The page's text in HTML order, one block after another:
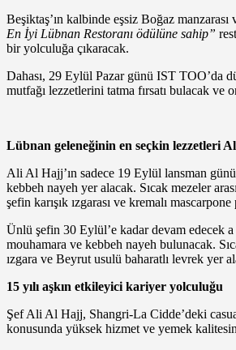
Beşiktaş’ın kalbinde eşsiz Boğaz
En İyi Lübnan Restoranı ödülüne sahip”
bir yolculuğa çıkaracak.
Dahası, 29 Eylül Pazar günü IST TOO’da
mutfağı lezzetlerini tatma fırsatı bulacak ve
Lübnan geleneğinin en seçkin lezzetleri
Ali Al Hajj’ın sadece 19 Eylül lansman
kebbeh nayeh yer alacak. Sıcak mezeler
şefin karışık ızgarası ve kremalı
Ünlü şefin 30 Eylül’e kadar devam edecek
mouhamara ve kebbeh nayeh bulunacak.
ızgara ve Beyrut usulü baharatlı levrek yer
15 yılı aşkın etkileyici kariyer yolculuğu
Şef Ali Al Hajj, Shangri-La Cidde’deki
konusunda yüksek hizmet ve yemek